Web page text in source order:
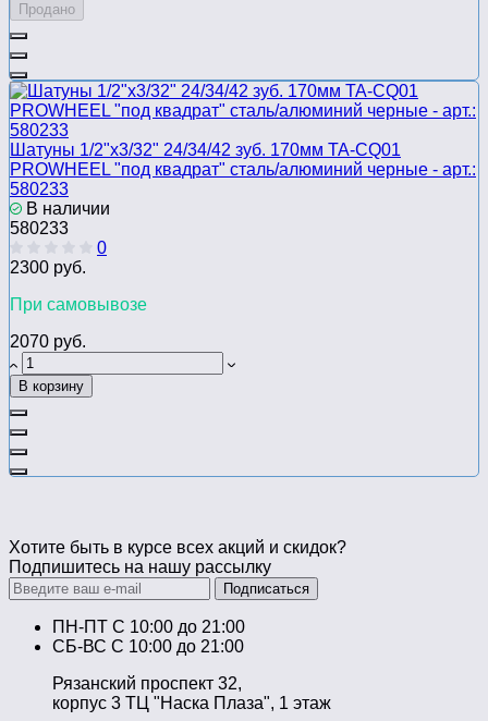
Продано
Шатуны 1/2"х3/32" 24/34/42 зуб. 170мм TA-CQ01
PROWHEEL "под квадрат" сталь/алюминий черные - арт.:
580233
В наличии
580233
0
2300 руб.
При самовывозе
2070 руб.
В корзину
Хотите быть в курсе всех акций и скидок?
Подпишитесь на нашу рассылку
Подписаться
ПН-ПТ C 10:00 до 21:00
СБ-ВС С 10:00 до 21:00
Рязанский проспект 32,
корпус 3 ТЦ "Наска Плаза", 1 этаж